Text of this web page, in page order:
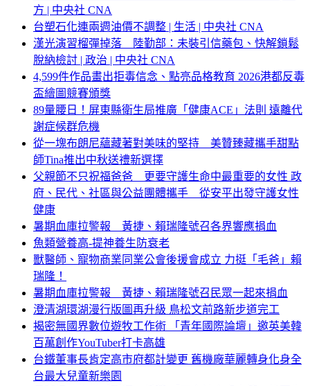
方 | 中央社 CNA
台塑石化連兩週油價不調整 | 生活 | 中央社 CNA
漢光演習榴彈掉落 陸勤部：未裝引信藥包、快解鎖鬆
脫納檢討 | 政治 | 中央社 CNA
4,599件作品畫出拒毒信念、點亮品格教育 2026港都反毒
盃繪圖競賽頒獎
89量腰日！屏東縣衛生局推廣「健康ACE」法則 遠離代
謝症候群危機
從一塊布朗尼蘊藏著對美味的堅持 美贊臻藏攜手甜點
師Tina推出中秋送禮新選擇
父親節不只祝福爸爸 更要守護生命中最重要的女性 政
府、民代、社區與公益團體攜手 從安平出發守護女性
健康
暑期血庫拉警報 黃捷、賴瑞隆號召各界響應捐血
魚類營養高-提神養生防衰老
獸醫師、寵物商業同業公會後援會成立 力挺「毛爸」賴
瑞隆！
暑期血庫拉警報 黃捷、賴瑞隆號召民眾一起來捐血
澄清湖環湖漫行版圖再升級 鳥松文前路新步道完工
揭密無國界數位遊牧工作術 「青年國際論壇」邀英美韓
百萬創作YouTuber打卡高雄
台鐵董事長肯定高市府都計變更 舊機廠華麗轉身化身全
台最大兒童新樂園